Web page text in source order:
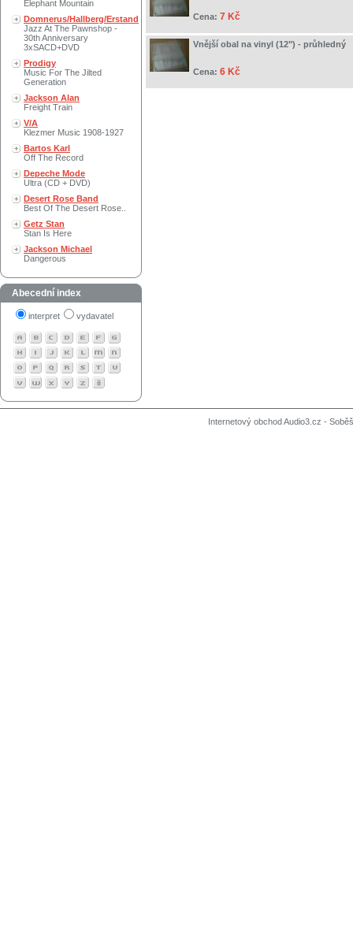
Elephant Mountain
Domnerus/Hallberg/Erstand
Jazz At The Pawnshop -
30th Anniversary
3xSACD+DVD
Prodigy
Music For The Jilted
Generation
Jackson Alan
Freight Train
V/A
Klezmer Music 1908-1927
Bartos Karl
Off The Record
Depeche Mode
Ultra (CD + DVD)
Desert Rose Band
Best Of The Desert Rose..
Getz Stan
Stan Is Here
Jackson Michael
Dangerous
Abecední index
interpret vydavatel
Cena: 7 Kč
Vnější obal na vinyl (12") - průhledný
Cena: 6 Kč
Internetový obchod Audio3.cz -